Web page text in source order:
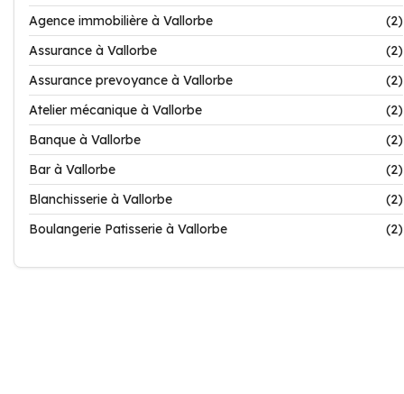
Agence immobilière à Vallorbe
(2)
Assurance à Vallorbe
(2)
Assurance prevoyance à Vallorbe
(2)
Atelier mécanique à Vallorbe
(2)
Banque à Vallorbe
(2)
Bar à Vallorbe
(2)
Blanchisserie à Vallorbe
(2)
Boulangerie Patisserie à Vallorbe
(2)